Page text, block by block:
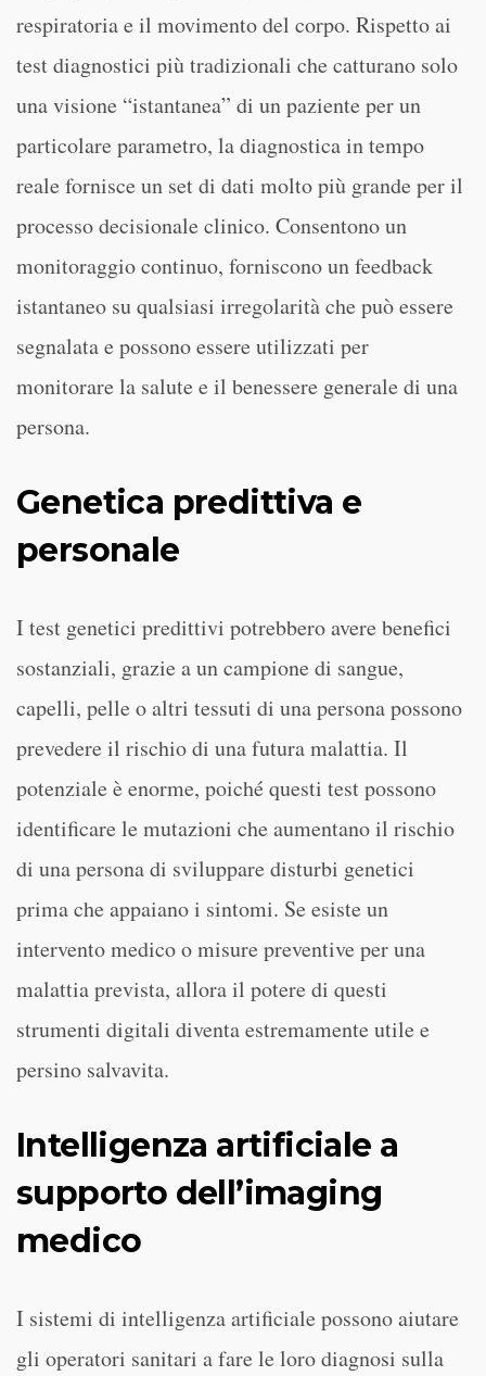
respiratoria e il movimento del corpo. Rispetto ai
test diagnostici più tradizionali che catturano solo
una visione “istantanea” di un paziente per un
particolare parametro, la diagnostica in tempo
reale fornisce un set di dati molto più grande per il
processo decisionale clinico. Consentono un
monitoraggio continuo, forniscono un feedback
istantaneo su qualsiasi irregolarità che può essere
segnalata e possono essere utilizzati per
monitorare la salute e il benessere generale di una
persona.
Genetica predittiva e
personale
I test genetici predittivi potrebbero avere benefici
sostanziali, grazie a un campione di sangue,
capelli, pelle o altri tessuti di una persona possono
prevedere il rischio di una futura malattia. Il
potenziale è enorme, poiché questi test possono
identificare le mutazioni che aumentano il rischio
di una persona di sviluppare disturbi genetici
prima che appaiano i sintomi. Se esiste un
intervento medico o misure preventive per una
malattia prevista, allora il potere di questi
strumenti digitali diventa estremamente utile e
persino salvavita.
Intelligenza artificiale a
supporto dell’imaging
medico
I sistemi di intelligenza artificiale possono aiutare
gli operatori sanitari a fare le loro diagnosi sulla